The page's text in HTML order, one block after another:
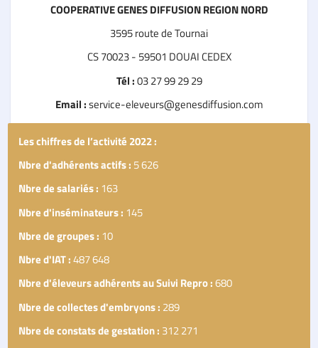
COOPERATIVE GENES DIFFUSION REGION NORD
3595 route de Tournai
CS 70023 - 59501 DOUAI CEDEX
Tél :03 27 99 29 29
Email :service-eleveurs@genesdiffusion.com
Les chiffres de l’activité 2022 :
Nbre d'adhérents actifs : 5 626
Nbre de salariés : 163
Nbre d'inséminateurs : 145
Nbre de groupes : 10
Nbre d'IAT :487 648
Nbre d'éleveurs adhérents au Suivi Repro :680
Nbre de collectes d'embryons : 289
Nbre de constats de gestation : 312 271